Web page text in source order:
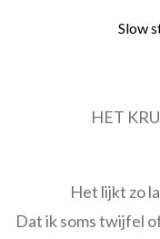
Slow
HET
Het lijkt zo
Dat ik soms twijfel